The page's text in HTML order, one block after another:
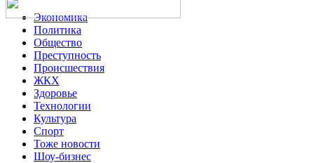
Экономика
Политика
Общество
Преступность
Происшествия
ЖКХ
Здоровье
Технологии
Культура
Спорт
Тоже новости
Шоу-бизнес